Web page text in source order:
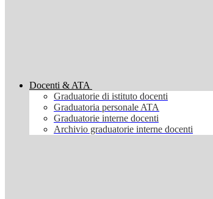
Docenti & ATA
Graduatorie di istituto docenti
Graduatoria personale ATA
Graduatorie interne docenti
Archivio graduatorie interne docenti